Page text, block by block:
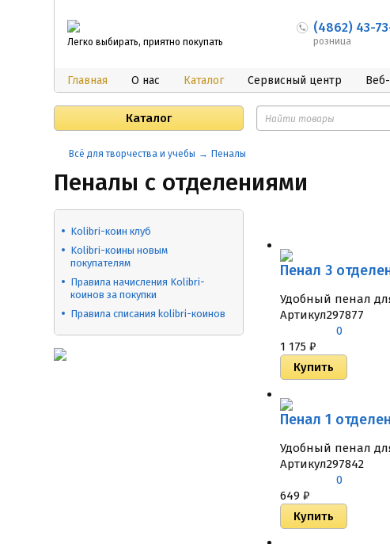
Легко выбирать, приятно покупать
(4862) 43-
розница
Главная О нас Каталог Сервисный центр
Каталог
Всё для творчества и учебы Пеналы
Пеналы с отделениями
Kolibri-коин клуб
​Kolibri-коины новым
покупателям
Правила начисления Kolibri-
коинов за покупки
Правила списания kolibri-коинов
Пенал 3
Удобный пенал
Артикул297877
0
1 175 ₽
Пенал 1
Удобный пенал
Артикул297842
0
649 ₽